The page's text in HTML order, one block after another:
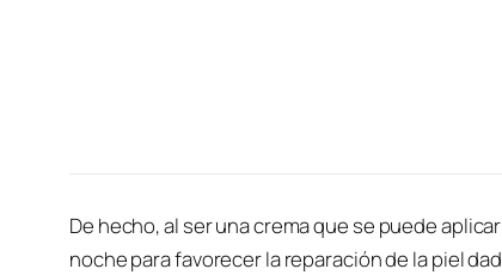
De hecho, al ser una crema que se puede
noche para favorecer la reparación de la piel